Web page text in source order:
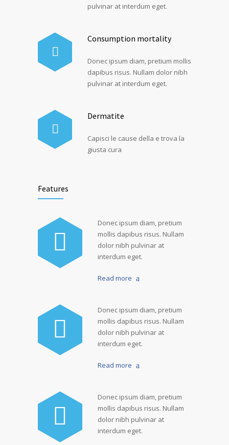
pulvinar at interdum eget.
Consumption mortality
Donec ipsum diam, pretium mollis
dapibus risus. Nullam dolor nibh
pulvinar at interdum eget.
Dermatite
Capisci le cause della e trova la
giusta cura
Features
Donec ipsum diam, pretium
mollis dapibus risus. Nullam
dolor nibh pulvinar at
interdum eget.
Read more
Donec ipsum diam, pretium
mollis dapibus risus. Nullam
dolor nibh pulvinar at
interdum eget.
Read more
Donec ipsum diam, pretium
mollis dapibus risus. Nullam
dolor nibh pulvinar at
interdum eget.